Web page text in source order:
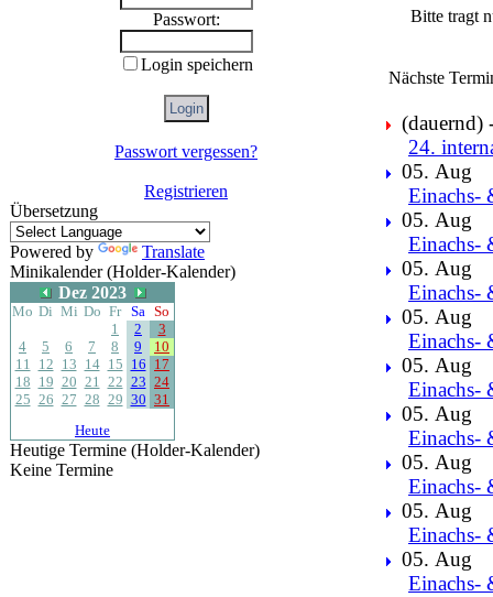
Passwort:
Login speichern
Passwort vergessen?
Registrieren
Übersetzung
Powered by
Translate
Minikalender (Holder-Kalender)
Dez 2023
Mo Di Mi Do Fr Sa So
1
2
3
4
5 6 7 8 9
10
11 12 13 14 15 16 17
18 19 20 21 22 23 24
25 26 27 28 29 30 31
Heute
Heutige Termine (Holder-Kalender)
Keine Termine
Bitte tragt
Nächste
(dauernd)
24.
05. Aug
Einachs-
05. Aug
Einachs-
05. Aug
Einachs-
05. Aug
Einachs-
05. Aug
Einachs-
05. Aug
Einachs-
05. Aug
Einachs-
05. Aug
Einachs-
05. Aug
Einachs-